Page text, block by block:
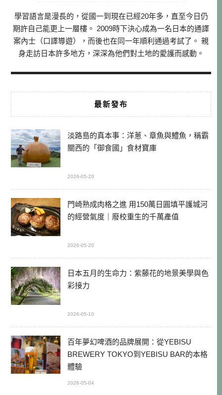
學習語言是漫長的，從國一到現在已經20年多，直至今日仍
期許自己能更上一層樓。 2009時下決心成為一名日本的通譯
案內士（口譯導遊），而後也在同一年順利通過考試了。 親
身走訪日本許多地方，深深為他們對土地的愛護而感動。
最新發布
淡路島的真本事：洋蔥、章魚與鱧魚，稱霸
關西的「御食國」食材寶庫
2026-05-20
門崎熟成肉格之進 用150萬日圓填平護城河
的經營氣度｜廢校重生的千萬產值
2026-05-20
日本五月的生命力：紫藤花的地景美學與色
彩接力
2026-05-10
百年夢幻啤酒的品牌展開：從YEBISU
BREWERY TOKYO到YEBISU BAR的本格
體驗
2026-05-04